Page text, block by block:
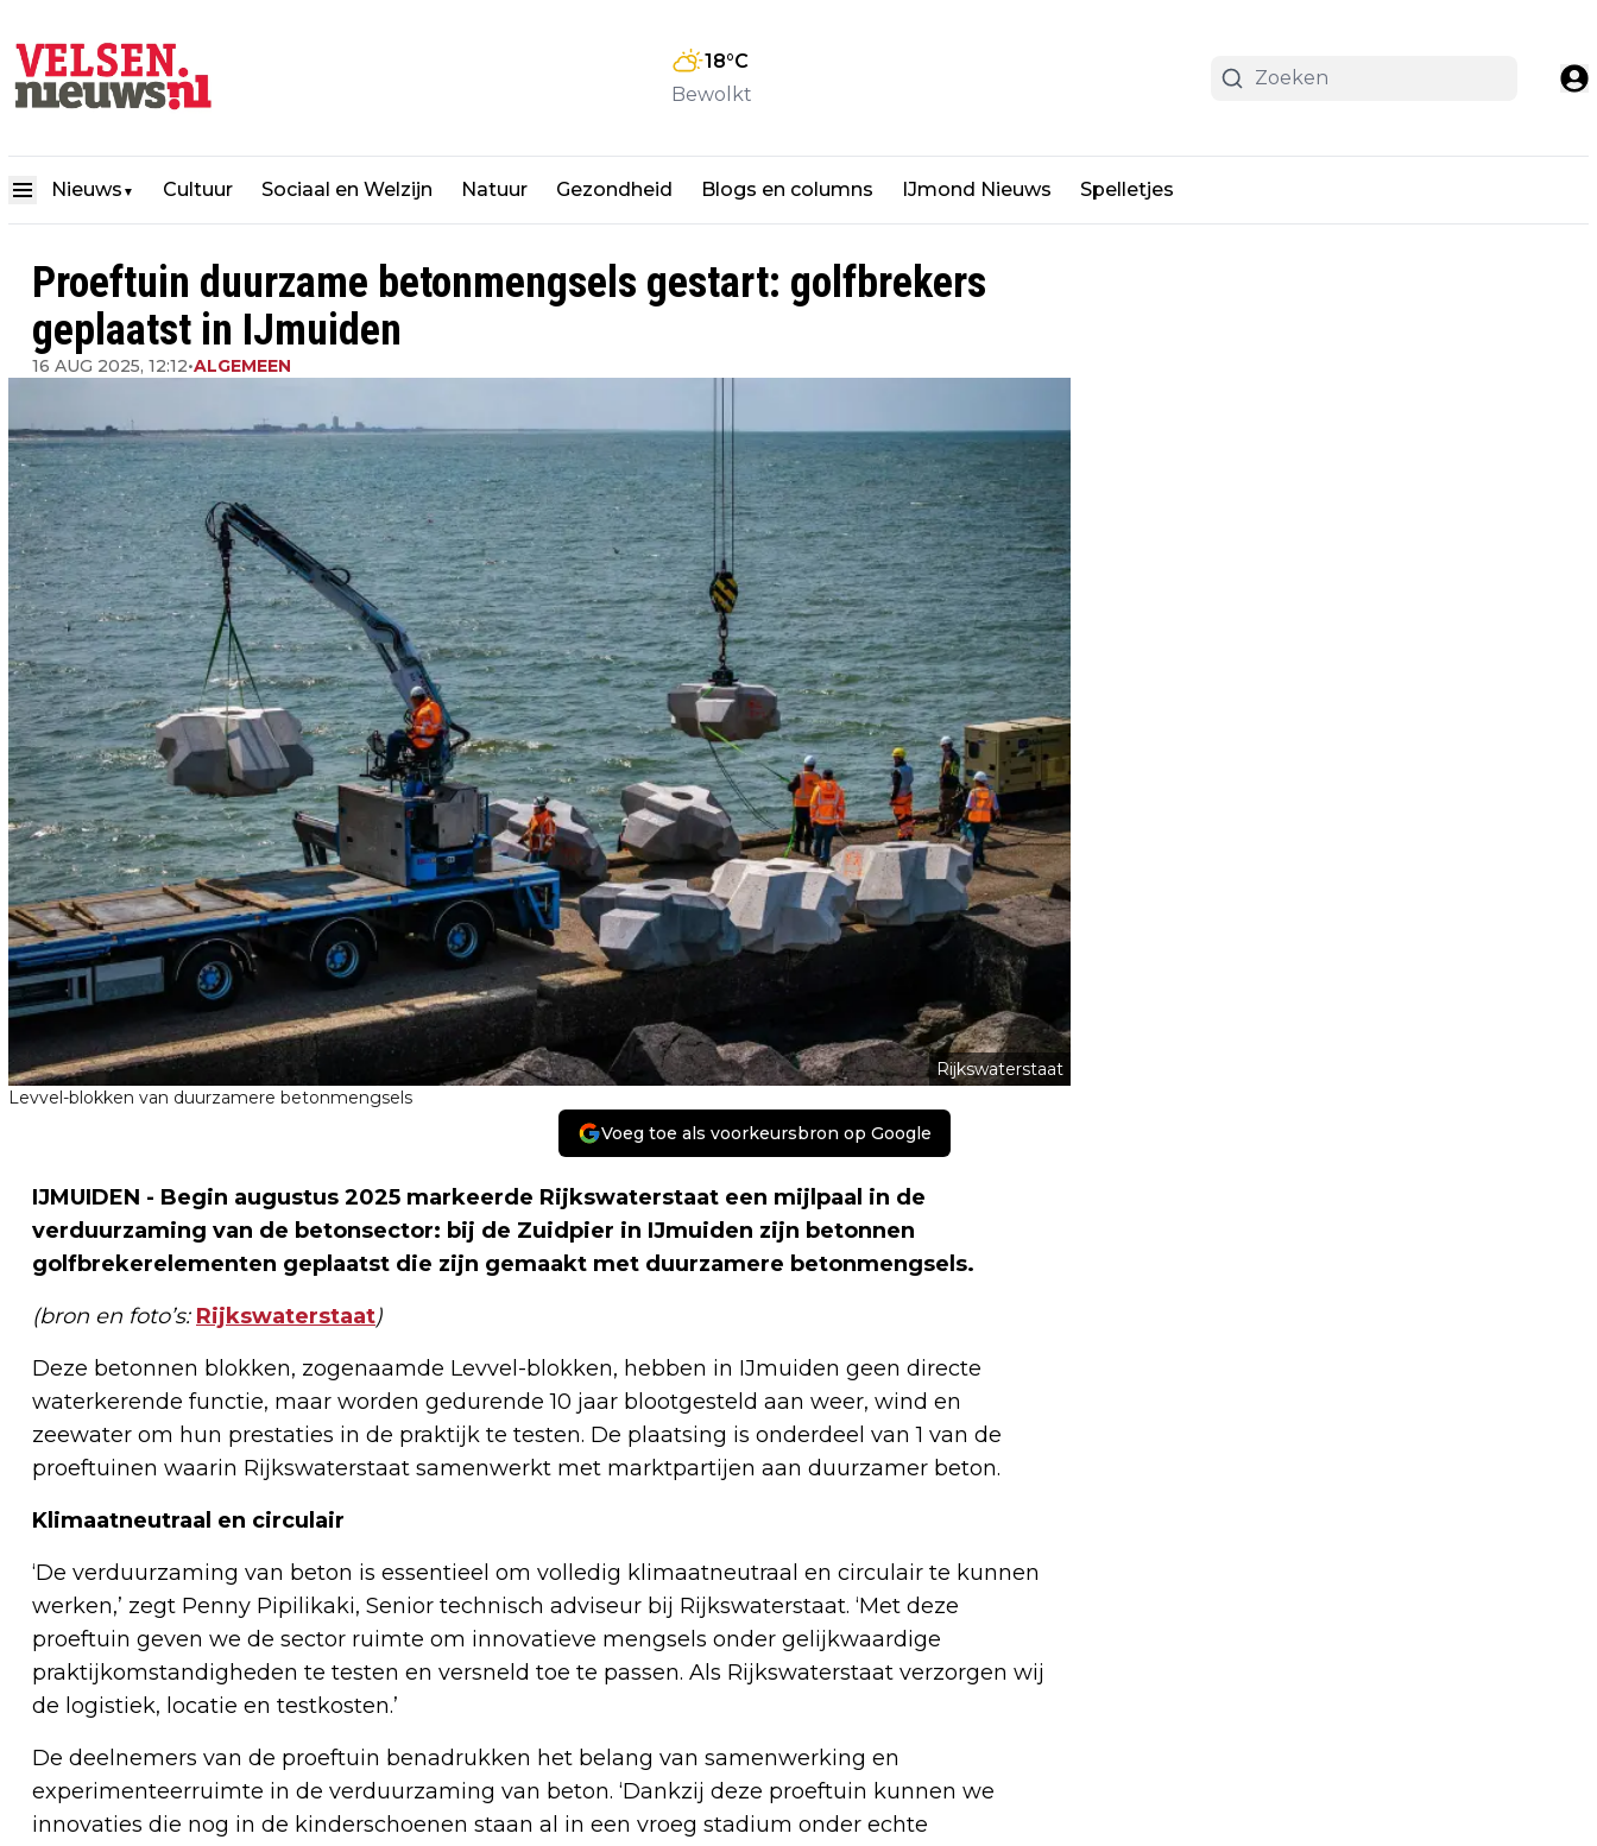
18°C
Bewolkt
Nieuws ▼ Cultuur Sociaal en Welzijn Natuur Gezondheid Blogs en columns IJmond Nieuws Spelletjes
Proeftuin duurzame betonmengsels gestart: golfbrekers
geplaatst in IJmuiden
16 AUG 2025, 12:12•ALGEMEEN
Rijkswaterstaat
Levvel-blokken van duurzamere betonmengsels
Voeg toe als voorkeursbron op Google
IJMUIDEN - Begin augustus 2025 markeerde Rijkswaterstaat een mijlpaal in de
verduurzaming van de betonsector: bij de Zuidpier in IJmuiden zijn betonnen
golfbrekerelementen geplaatst die zijn gemaakt met duurzamere betonmengsels.
(bron en foto’s: Rijkswaterstaat)
Deze betonnen blokken, zogenaamde Levvel-blokken, hebben in IJmuiden geen directe
waterkerende functie, maar worden gedurende 10 jaar blootgesteld aan weer, wind en
zeewater om hun prestaties in de praktijk te testen. De plaatsing is onderdeel van 1 van de
proeftuinen waarin Rijkswaterstaat samenwerkt met marktpartijen aan duurzamer beton.
Klimaatneutraal en circulair
‘De verduurzaming van beton is essentieel om volledig klimaatneutraal en circulair te kunnen
werken,’ zegt Penny Pipilikaki, Senior technisch adviseur bij Rijkswaterstaat. ‘Met deze
proeftuin geven we de sector ruimte om innovatieve mengsels onder gelijkwaardige
praktijkomstandigheden te testen en versneld toe te passen. Als Rijkswaterstaat verzorgen wij
de logistiek, locatie en testkosten.’
De deelnemers van de proeftuin benadrukken het belang van samenwerking en
experimenteerruimte in de verduurzaming van beton. ‘Dankzij deze proeftuin kunnen we
innovaties die nog in de kinderschoenen staan al in een vroeg stadium onder echte